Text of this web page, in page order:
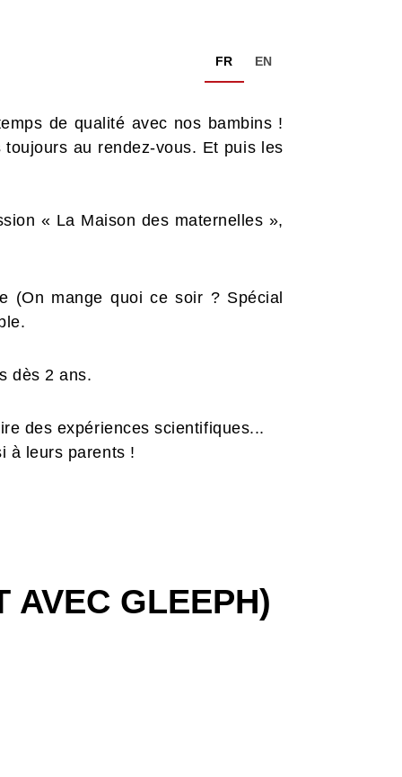
FR EN
de qualité avec nos bambins !
au rendez-vous. Et puis les
« La Maison des maternelles »,
(On mange quoi ce soir ? Spécial
dès 2 ans.
des expériences scientifiques...
à leurs parents !
AVEC GLEEPH)